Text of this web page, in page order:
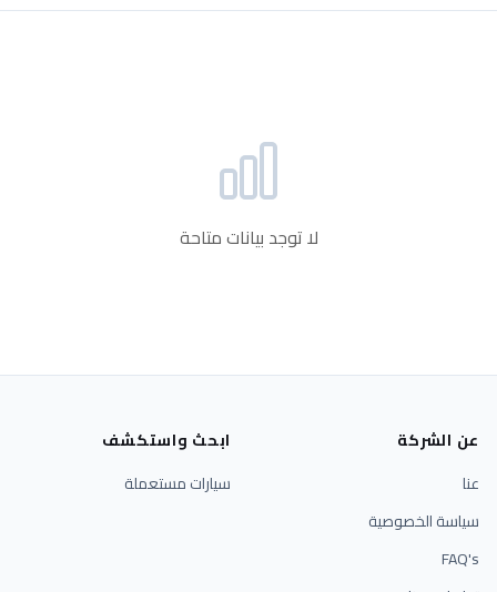
لا توجد بيانات متاحة
عن الشركة
عنا
سياسة الخصوصية
FAQ's
ابحث واستكشف
سيارات مستعملة